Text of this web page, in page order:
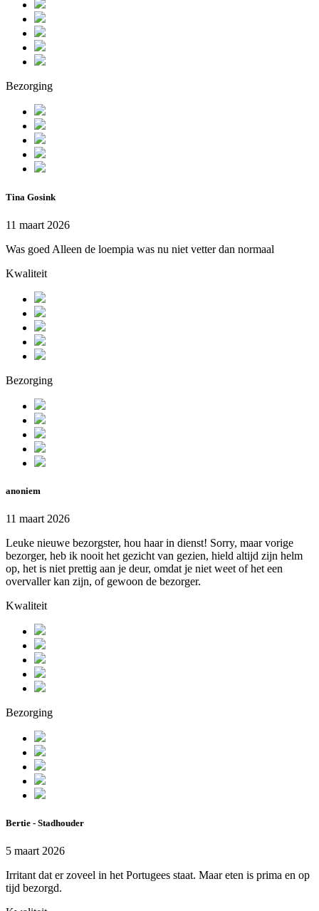
Bezorging
Tina Gosink
11 maart 2026
Was goed Alleen de loempia was nu niet vetter dan normaal
Kwaliteit
Bezorging
anoniem
11 maart 2026
Leuke nieuwe bezorgster, hou haar in dienst! Sorry, maar vorige
bezorger, heb ik nooit het gezicht van gezien, hield altijd zijn helm
op, het is niet prettig aan je deur, omdat je niet weet of het een
overvaller kan zijn, of gewoon de bezorger.
Kwaliteit
Bezorging
Bertie - Stadhouder
5 maart 2026
Irritant dat er zoveel in het Portugees staat. Maar eten is prima en op
tijd bezorgd.